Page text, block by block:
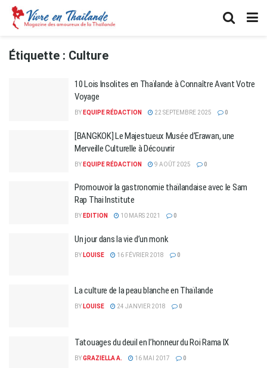
Étiquette : Culture
10 Lois Insolites en Thaïlande à Connaître Avant Votre
Voyage
BY EQUIPE RÉDACTION 22 SEPTEMBRE 2025 0
[BANGKOK] Le Majestueux Musée d’Erawan, une
Merveille Culturelle à Découvrir
BY EQUIPE RÉDACTION 9 AOÛT 2025 0
Promouvoir la gastronomie thaïlandaise avec le Sam
Rap Thai Institute
BY EDITION 10 MARS 2021 0
Un jour dans la vie d’un monk
BY LOUISE 16 FÉVRIER 2018 0
La culture de la peau blanche en Thaïlande
BY LOUISE 24 JANVIER 2018 0
Tatouages du deuil en l’honneur du Roi Rama IX
BYGRAZIELLA A. 16 MAI 2017 0